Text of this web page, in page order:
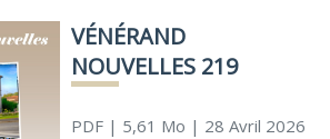
VÉNÉRAND
NOUVELLES 219
PDF| 5,61 Mo | 28 Avril 2026